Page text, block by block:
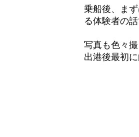
乗船後、ま
る体験者の
写真も色々
出港後最初